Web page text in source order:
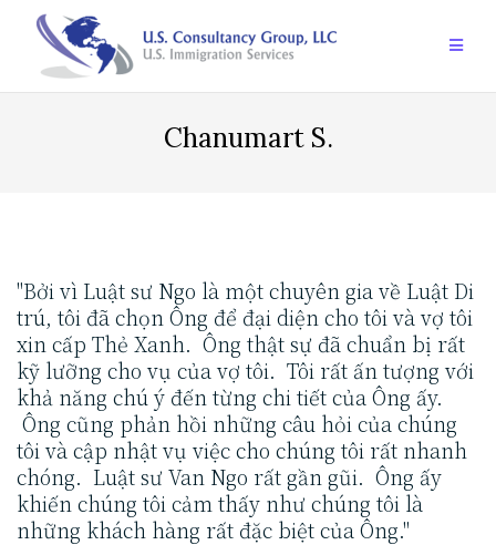
content
Chanumart S.
Bởi vì Luật sư Ngo là một chuyên gia về Luật Di
trú, tôi đã chọn Ông để đại diện cho tôi và vợ tôi
xin cấp Thẻ Xanh. Ông thật sự đã chuẩn bị rất
kỹ lưỡng cho vụ của vợ tôi. Tôi rất ấn tượng với
khả năng chú ý đến từng chi tiết của Ông ấy.
Ông cũng phản hồi những câu hỏi của chúng
tôi và cập nhật vụ việc cho chúng tôi rất nhanh
chóng. Luật sư Van Ngo rất gần gũi. Ông ấy
khiến chúng tôi cảm thấy như chúng tôi là
những khách hàng rất đặc biệt của Ông.